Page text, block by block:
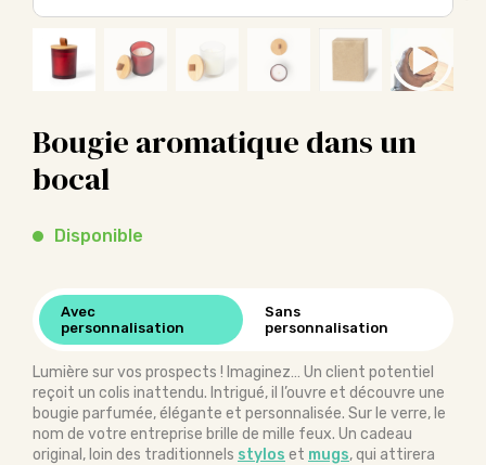
Bougie aromatique dans un
bocal
Disponible
Avec
personnalisation
Sans
personnalisation
Lumière sur vos prospects ! Imaginez… Un client potentiel
reçoit un colis inattendu. Intrigué, il l’ouvre et découvre une
bougie parfumée, élégante et personnalisée. Sur le verre, le
nom de votre entreprise brille de mille feux. Un cadeau
original, loin des traditionnels stylos et mugs, qui attirera